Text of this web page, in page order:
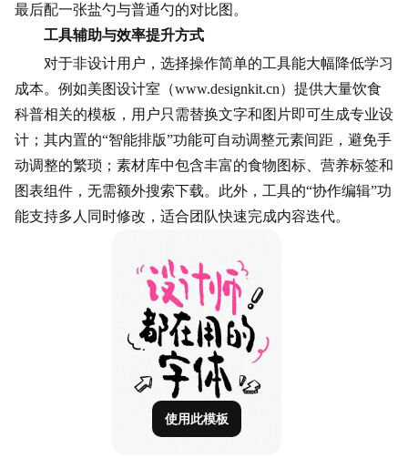
最后配一张盐勺与普通勺的对比图。
工具辅助与效率提升方式
对于非设计用户，选择操作简单的工具能大幅降低学习
成本。例如美图设计室（www.designkit.cn）提供大量饮食
科普相关的模板，用户只需替换文字和图片即可生成专业设
计；其内置的“智能排版”功能可自动调整元素间距，避免手
动调整的繁琐；素材库中包含丰富的食物图标、营养标签和
图表组件，无需额外搜索下载。此外，工具的“协作编辑”功
能支持多人同时修改，适合团队快速完成内容迭代。
使用此模板